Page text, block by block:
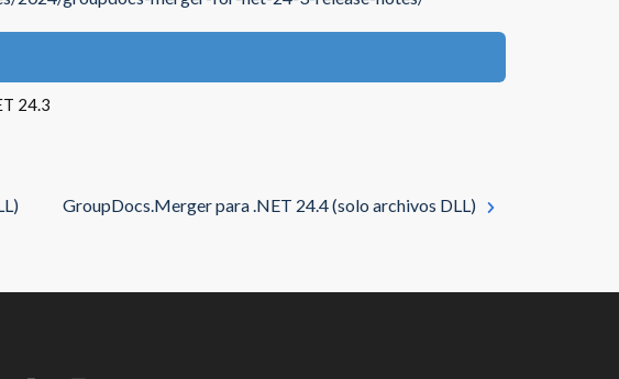
24.3
GroupDocs.Merger para .NET 24.4 (solo archivos DLL)